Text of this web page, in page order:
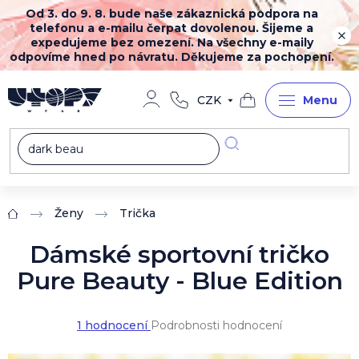
Přejít
na
obsah
Od 3. do 9. 8. bude naše zákaznická podpora na
telefonu a e-mailu čerpat dovolenou. Šijeme a
expedujeme bez omezení. Na všechny e-maily
odpovíme hned po návratu. Děkujeme za pochopení.
CZK
Nákupní
košík
Domů Ženy Trička
Dámské sportovní tričko
Pure Beauty - Blue Edition
Průměrné
hodnocení
1 hodnocení Podrobnosti hodnocení